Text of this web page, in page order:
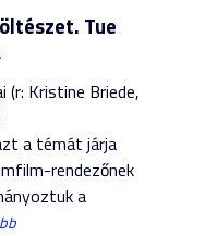
Tue
(r: Kristine Briede,
a témát járja
rendezőnek
a